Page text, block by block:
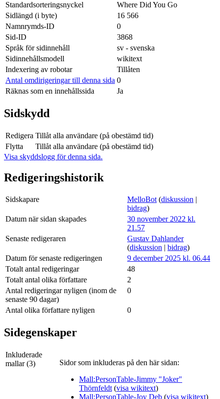
Standardsorteringsnyckel
Where Did You Go
Sidlängd (i byte)
16 566
Namnrymds-ID
0
Sid-ID
3868
Språk för sidinnehåll
sv - svenska
Sidinnehållsmodell
wikitext
Indexering av robotar
Tillåten
Antal omdirigeringar till denna sida 0
Räknas som en innehållssida
Ja
Sidskydd
Redigera Tillåt alla användare (på obestämd tid)
Flytta
Tillåt alla användare (på obestämd tid)
Visa skyddslogg för denna sida.
Redigeringshistorik
Sidskapare MelloBot (diskussion |
bidrag)
Datum när sidan skapades
30 november 2022 kl.
21.57
Senaste redigeraren
Gustav Dahlander
(diskussion | bidrag)
Datum för senaste redigeringen
9 december 2025 kl. 06.44
Totalt antal redigeringar
48
Totalt antal olika författare
2
Antal redigeringar nyligen (inom de
senaste 90 dagar)
0
Antal olika författare nyligen 0
Sidegenskaper
Inkluderade
mallar (3)
Sidor som inkluderas på den här sidan:
Mall:PersonTable-Jimmy "Joker"
Thörnfeldt (visa wikitext)
Mall:PersonTable-Joy Deb (visa wikitext)